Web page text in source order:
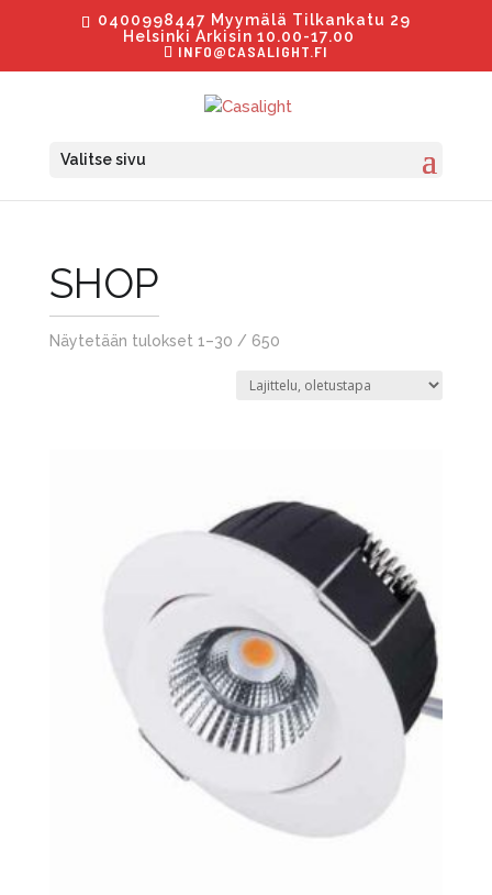
0400998447 Myymälä Tilkankatu 29
Helsinki Arkisin 10.00-17.00
INFO@CASALIGHT.FI
Valitse sivu
SHOP
Näytetään tulokset 1–30 / 650